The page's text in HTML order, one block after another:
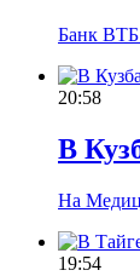
Банк ВТБ
20:58
В
На
19:54